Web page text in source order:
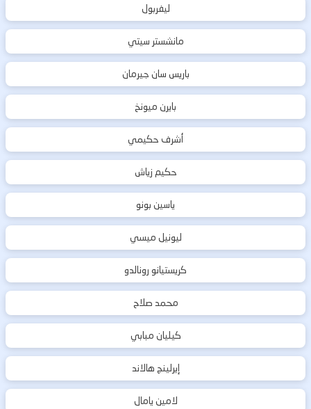
ليفربول
مانشستر سيتي
باريس سان جيرمان
بايرن ميونخ
أشرف حكيمي
حكيم زياش
ياسين بونو
ليونيل ميسي
كريستيانو رونالدو
محمد صلاح
كيليان مبابي
إيرلينج هالاند
لامين يامال